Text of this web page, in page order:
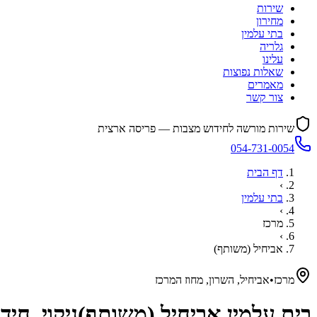
שירות
מחירון
בתי עלמין
גלריה
עלינו
שאלות נפוצות
מאמרים
צור קשר
שירות מורשה לחידוש מצבות — פריסה ארצית
054-731-0054
דף הבית
›
בתי עלמין
›
מרכז
›
אביחיל (משותף)
מרכז•אביחיל, השרון, מחוז המרכז